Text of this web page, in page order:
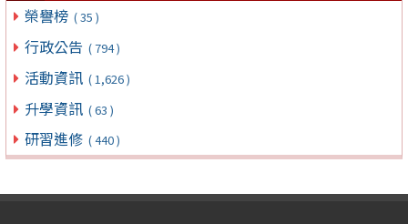
榮譽榜 ( 35 )
行政公告 ( 794 )
活動資訊 ( 1,626 )
升學資訊 ( 63 )
研習進修 ( 440 )